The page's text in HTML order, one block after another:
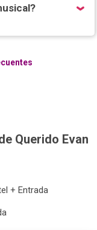
Querido Evan
+ Entrada